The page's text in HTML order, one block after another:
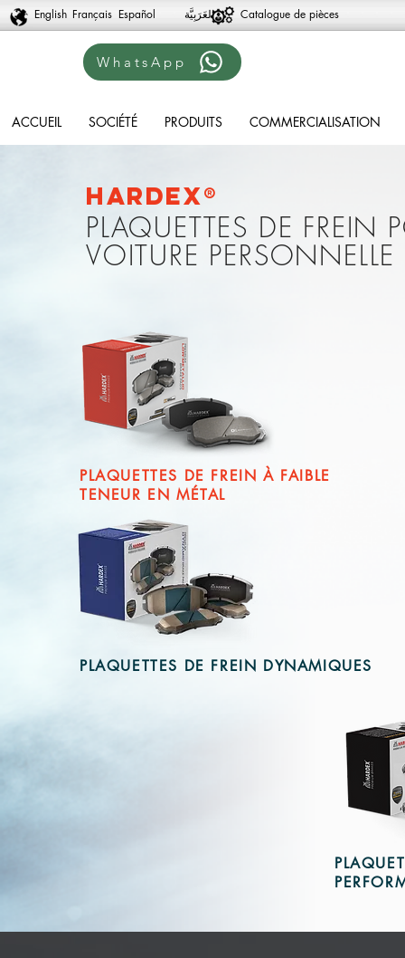
English Français Español العَرَبِيَّة‎‎ Catalogue de pièces
WhatsApp
PLAQUETTES DE FREIN
VOITURE PERSONNELLE
Hardex®
PLAQUETTES DE FREIN À FAIBLE
TENEUR EN MÉTAL
PLAQUETTES DE FREIN DYNAMIQUES
ACCUEIL SOCIÉTÉ PRODUITS COMMERCIALISATION